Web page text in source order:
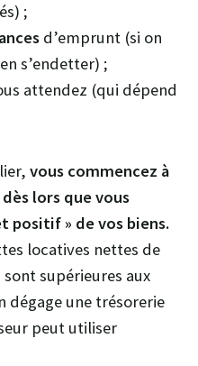
;
d’emprunt (si on
s’endetter) ;
attendez (qui dépend
vous commencez à
lors que vous
positif » de vos biens.
locatives nettes de
supérieures aux
dégage une trésorerie
peut utiliser